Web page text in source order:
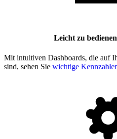
Leicht zu
Mit intuitiven Dashboards, die auf
sind, sehen Sie wichtige